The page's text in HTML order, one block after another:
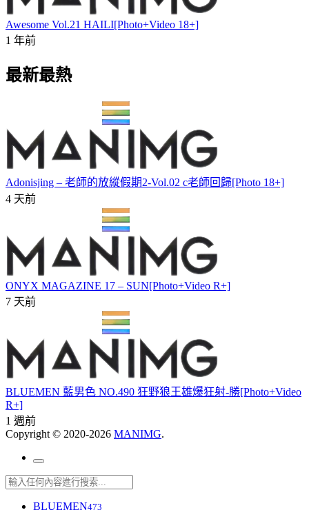
Awesome Vol.21 HAILI[Photo+Video 18+]
1 年前
最新最熱
Adonisjing – 老師的放縱假期2-Vol.02 c老師回歸[Photo 18+]
4 天前
ONYX MAGAZINE 17 – SUN[Photo+Video R+]
7 天前
BLUEMEN 藍男色 NO.490 狂野狼王雄爆狂射-勝[Photo+Video
R+]
1 週前
Copyright © 2020-2026 MANIMG.
BLUEMEN473